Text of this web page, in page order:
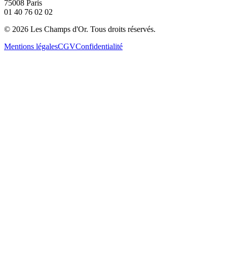
75008 Paris
01 40 76 02 02
© 2026 Les Champs d'Or. Tous droits réservés.
Mentions légalesCGVConfidentialité